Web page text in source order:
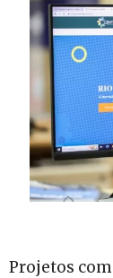
Projetos